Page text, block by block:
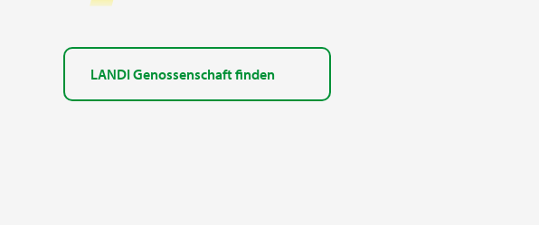
LANDI Genossenschaft finden